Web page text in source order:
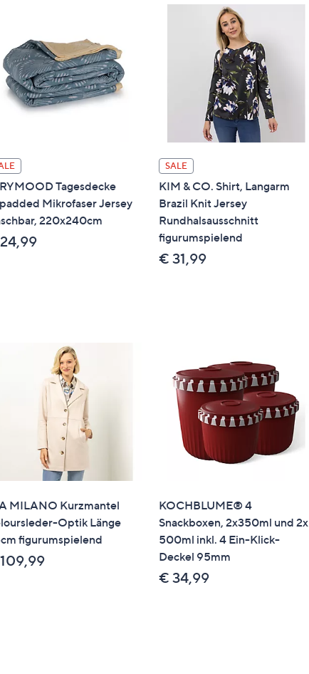
ca. 570 g + Ganzjahresdecke: Füllung ca. 920 g
ca. 720 g + Ganzjahresdecke: Füllung 1.160 g
+ 50 % 3D 32 mm)
Achte auf das richtige Fassungsvermögen von
Weichspüler verwenden. Nach Möglichkeit die
nach dem Trocknungsvorgang aus der
„heiß lüften“.
Tagesdecke
Mikrofaser Jersey
220x240cm
SALE
KIM & CO. Shirt, Langarm
Brazil Knit Jersey
Rundhalsausschnitt
figurumspielend
€ 31,99
MILANO Kurzmantel
Optik Länge
figurumspielend
KOCHBLUME® 4
Snackboxen, 2x350ml und 2x
500ml inkl. 4 Ein-Klick-
Deckel 95mm
€ 34,99